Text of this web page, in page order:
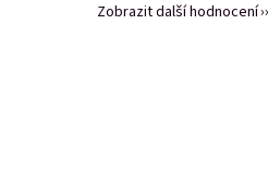
Zobrazit další hodnocení